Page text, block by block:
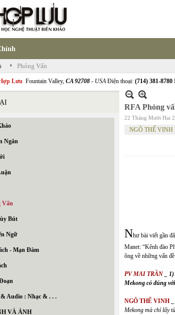
› Phỏng Vấn
Lưu Fountain Valley, CA 92708 - USAĐiện thoại: (714) 381-8780
Ngắn
Vấn
Bút
Ngữ
- Mạn Đàm
Audio : Nhạc & . . .
VÀ ẢNH
RFA Phỏng
22 Tháng Mười Hai
NGÔ THẾ VINH
Như bài viết gần
Manet: “Kênh đào
ông về những vấn
PV MAI TRẦN
Mekong có đúng
NGÔ THẾ VINH
Mekong mà chỉ lấy